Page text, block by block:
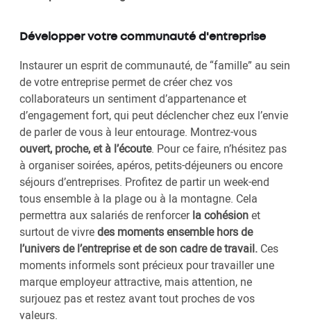
Développer votre communauté d'entreprise
Instaurer un esprit de communauté, de “famille” au sein
de votre entreprise permet de créer chez vos
collaborateurs un sentiment d’appartenance et
d’engagement fort, qui peut déclencher chez eux l’envie
de parler de vous à leur entourage. Montrez-vous
ouvert, proche, et à l’écoute. Pour ce faire, n’hésitez pas
à organiser soirées, apéros, petits-déjeuners ou encore
séjours d’entreprises. Profitez de partir un week-end
tous ensemble à la plage ou à la montagne. Cela
permettra aux salariés de renforcerla cohésionet
surtout de vivredes moments ensemble hors de
l’univers de l’entreprise et de son cadre de travail. Ces
moments informels sont précieux pour travailler une
marque employeur attractive, mais attention, ne
surjouez pas et restez avant tout proches de vos
valeurs.